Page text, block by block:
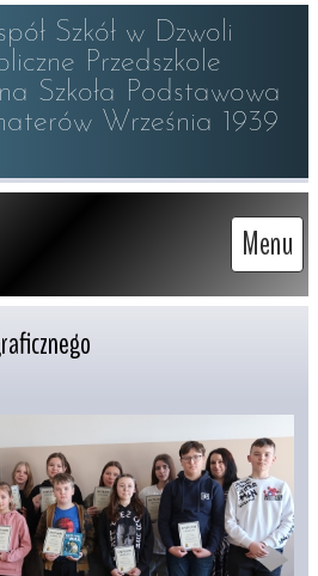
Szkół w Dzwoli
Przedszkole
Szkoła Podstawowa
Września 1939
Menu